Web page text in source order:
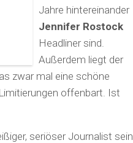
Jahre hintereinander
Jennifer Rostock
Headliner sind.
Außerdem liegt der
zwar mal eine schöne
offenbart. Ist
seriöser Journalist sein